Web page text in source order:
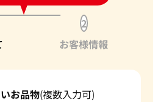
2
お客様情報
お品物(複数入力可)